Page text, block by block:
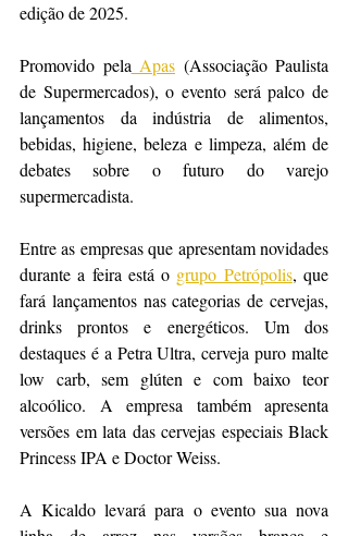
edição de 2025.
Promovido pela Apas (Associação Paulista
de Supermercados), o evento será palco de
lançamentos da indústria de alimentos,
bebidas, higiene, beleza e limpeza, além de
debates sobre o futuro do varejo
supermercadista.
Entre as empresas que apresentam novidades
durante a feira está o grupo Petrópolis, que
fará lançamentos nas categorias de cervejas,
drinks prontos e energéticos. Um dos
destaques é a Petra Ultra, cerveja puro malte
low carb, sem glúten e com baixo teor
alcoólico. A empresa também apresenta
versões em lata das cervejas especiais Black
Princess IPA e Doctor Weiss.
A Kicaldo levará para o evento sua nova